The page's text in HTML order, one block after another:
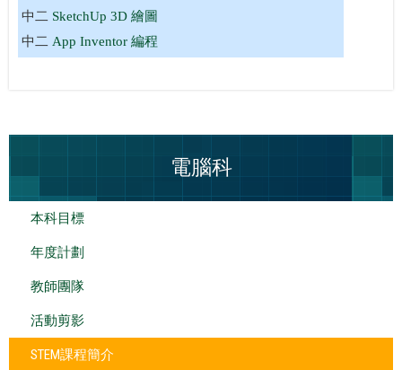
中二 SketchUp 3D 繪圖
中二 App Inventor 編程
電腦科
本科目標
年度計劃
教師團隊
活動剪影
STEM課程簡介